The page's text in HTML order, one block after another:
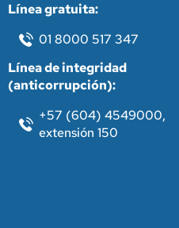
Línea gratuita:
01 8000 517 347
Línea de integridad
(anticorrupción):
+57 (604) 4549000,
extensión 150